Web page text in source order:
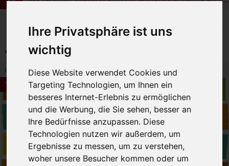
Ihre Privatsphäre ist uns
wichtig
Diese Website verwendet Cookies und
Targeting Technologien, um Ihnen ein
besseres Internet-Erlebnis zu ermöglichen
und die Werbung, die Sie sehen, besser an
Ihre Bedürfnisse anzupassen. Diese
Technologien nutzen wir außerdem, um
Ergebnisse zu messen, um zu verstehen,
woher unsere Besucher kommen oder um
4 Fragen an….
22.05.2017 11:14 | Bambolino-Redaktion |
Themen